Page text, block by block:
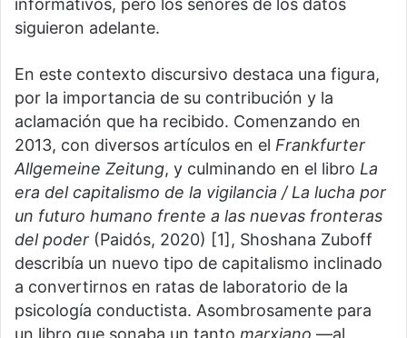
informativos, pero los señores de los datos
siguieron adelante.
En este contexto discursivo destaca una figura,
por la importancia de su contribución y la
aclamación que ha recibido. Comenzando en
2013, con diversos artículos en el Frankfurter
Allgemeine Zeitung, y culminando en el libro La
era del capitalismo de la vigilancia /La lucha por
un futuro humano frente a las nuevas fronteras
del poder (Paidós, 2020) [1], Shoshana Zuboff
describía un nuevo tipo de capitalismo inclinado
a convertirnos en ratas de laboratorio de la
psicología conductista. Asombrosamente para
un libro que sonaba un tanto marxiano —al